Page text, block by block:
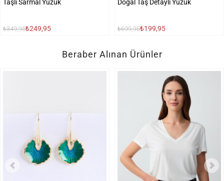
Taşlı Sarmal Yüzük
₺349,95₺249,95
Doğal Taş Detaylı Yüzük
₺699,95₺199,95
Beraber Alınan Ürünler